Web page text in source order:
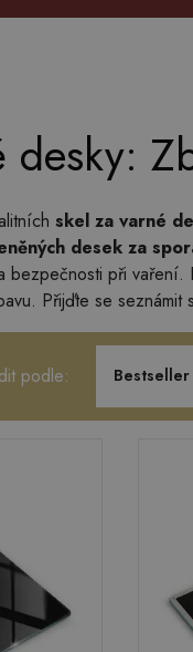
desky:
skel za varné
desek za
při vaření.
Přijďte se
podle: Bestseller